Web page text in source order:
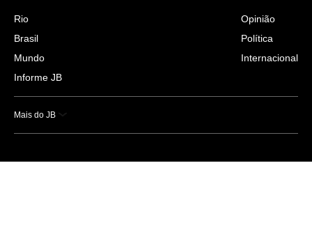
Rio
Brasil
Mundo
Informe JB
Opinião
Política
Internacional
Mais do JB
Esportes